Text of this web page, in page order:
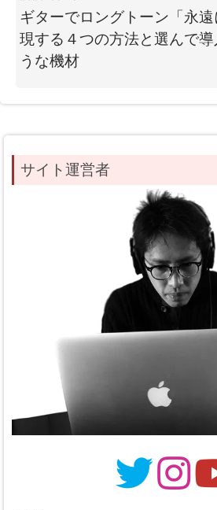
ギターでロングトーン「永
現する４つの方法と選んで導
うな機材
サイト運営者